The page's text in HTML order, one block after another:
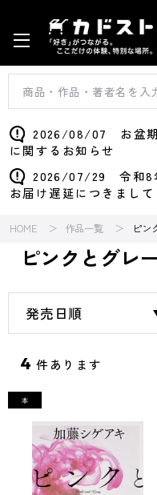
2026/08/07 お盆期
に関するお知らせ
2026/07/29 令和8
お届け遅延につきまして
HOME 作品一覧 ピン
ピンクとグレ
4 件あります